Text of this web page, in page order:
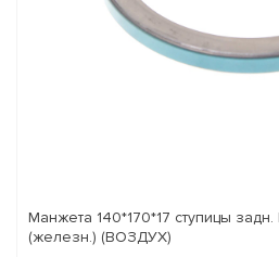
Манжета 140*170*17 ступицы
(железн.) (ВОЗДУХ)